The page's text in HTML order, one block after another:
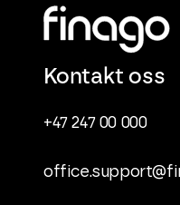
Kontakt oss
+47 247 00 000